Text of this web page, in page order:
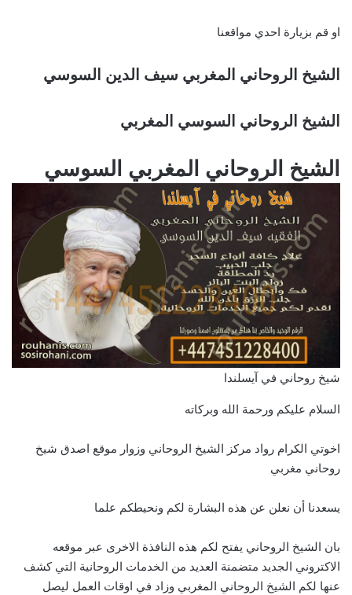
او قم بزيارة احدي مواقعنا
الشيخ الروحاني المغربي سيف الدين السوسي
الشيخ الروحاني السوسي المغربي
الشيخ الروحاني المغربي السوسي
شيخ روحاني في آيسلندا
السلام عليكم ورحمة الله وبركاته
اخوتي الكرام رواد مركز الشيخ الروحاني وزوار موقع اصدق شيخ
روحاني مغربي
يسعدنا أن نعلن عن هذه البشارة لكم ونحيطكم علما
بان الشيخ الروحاني يفتح لكم هذه النافذة الاخرى عبر موقعه
الاكتروني الجديد متضمنة العديد من الخدمات الروحانية التي كشف
عنها لكم الشيخ الروحاني المغربي وزاد في اوقات العمل ليصل